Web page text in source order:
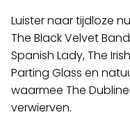
Luister naar tijdloze
The Black Velvet
Spanish Lady, The
Parting Glass en
waarmee The
verwierven.